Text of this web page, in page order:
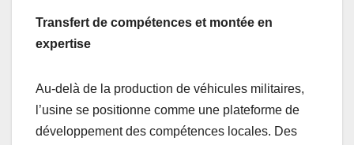
Transfert de compétences et montée en
expertise
Au-delà de la production de véhicules militaires,
l’usine se positionne comme une plateforme de
développement des compétences locales. Des